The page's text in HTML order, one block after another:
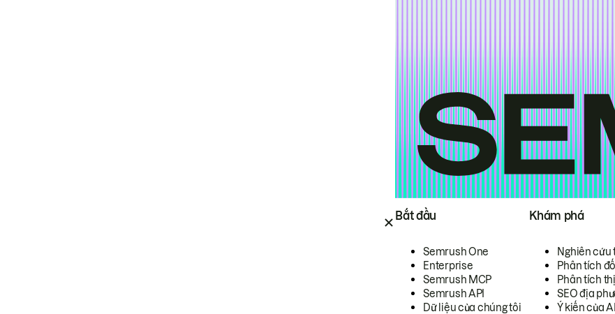
Bắt đầu
Semrush One
Enterprise
Semrush MCP
Semrush API
Dữ liệu của chúng tôi
Khám phá
Nghiên cứu
Phân tích
Phân tích
SEO địa
Ý kiến của